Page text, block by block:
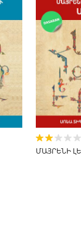
ՄԱՅՐԵՆԻ